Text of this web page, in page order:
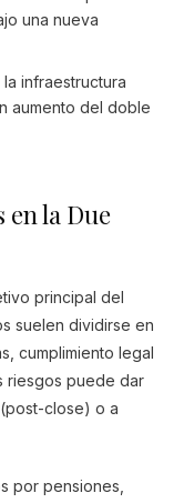
una nueva
infraestructura
aumento del doble
la Due
principal del
suelen dividirse en
cumplimiento legal
riesgos puede dar
close) o a
por pensiones,